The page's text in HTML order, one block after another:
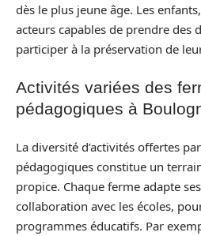
dès le plus jeune âge. Les
acteurs capables de prendre des
participer à la préservation de
Activités variées des
pédagogiques à
La diversité d’activités offertes
pédagogiques constitue un
propice. Chaque ferme adapte
collaboration avec les écoles,
programmes éducatifs. Par